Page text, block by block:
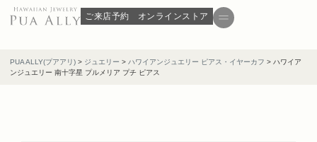
ご来店予約 オンラインストア
PUA ALLY(プアアリ) > ジュエリー > ハワイアンジュエリー ピアス・イヤーカフ > ハワイア
ンジュエリー 南十字星 プルメリア プチ ピアス